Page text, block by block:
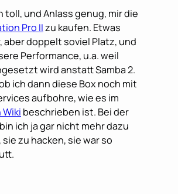
toll, und Anlass genug, mir die
Pro IIzu kaufen. Etwas
aber doppelt soviel Platz, und
Performance, u.a. weil
wird anstatt Samba 2.
ich dann diese Box noch mit
aufbohre, wie es im
beschrieben ist. Bei der
ich ja gar nicht mehr dazu
zu hacken, sie war so